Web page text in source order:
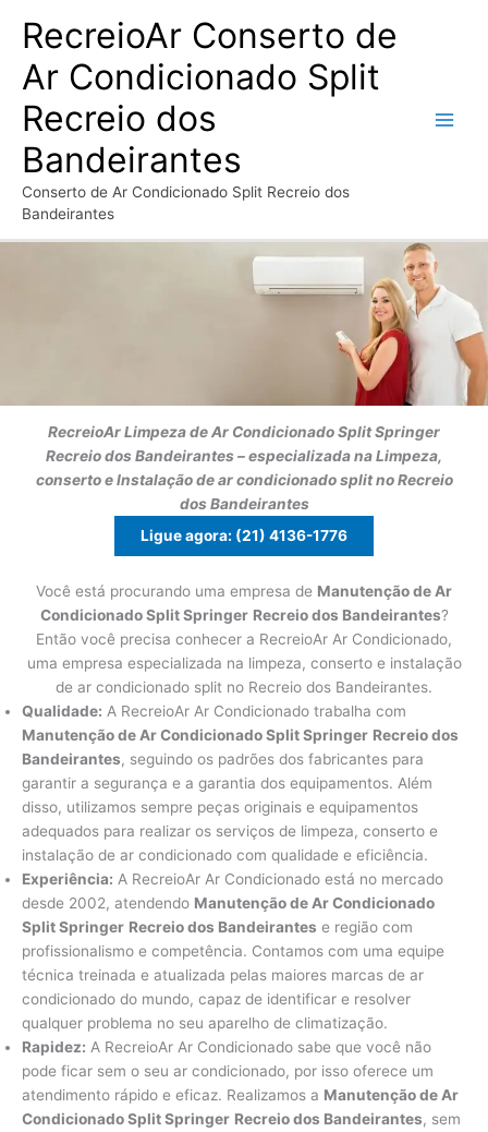
para
conteúdo
RecreioAr Conserto de
Ar Condicionado Split
Recreio dos
Bandeirantes
Conserto de Ar Condicionado Split Recreio dos
Bandeirantes
RecreioArLimpeza de Ar Condicionado Split Springer
Recreio dos Bandeirantes – especializada na Limpeza,
conserto e Instalação de ar condicionado split no Recreio
dos Bandeirantes
Ligue agora: (21) 4136-1776
Você está procurando uma empresa de Manutenção de Ar
Condicionado Split Springer Recreio dos Bandeirantes?
Então você precisa conhecer a RecreioAr Ar Condicionado,
uma empresa especializada na limpeza, conserto e instalação
de ar condicionado split no Recreio dos Bandeirantes.
Qualidade: A RecreioAr Ar Condicionado trabalha com
Manutenção de Ar Condicionado Split Springer Recreio dos
Bandeirantes, seguindo os padrões dos fabricantes para
garantir a segurança e a garantia dos equipamentos. Além
disso, utilizamos sempre peças originais e equipamentos
adequados para realizar os serviços de limpeza, conserto e
instalação de ar condicionado com qualidade e eficiência.
Experiência: A RecreioAr Ar Condicionado está no mercado
desde 2002, atendendo Manutenção de Ar Condicionado
Split Springer Recreio dos Bandeirantes e região com
profissionalismo e competência. Contamos com uma equipe
técnica treinada e atualizada pelas maiores marcas de ar
condicionado do mundo, capaz de identificar e resolver
qualquer problema no seu aparelho de climatização.
Rapidez: A RecreioAr Ar Condicionado sabe que você não
pode ficar sem o seu ar condicionado, por isso oferece um
atendimento rápido e eficaz. Realizamos a Manutenção de Ar
Condicionado Split Springer Recreio dos Bandeirantes, sem